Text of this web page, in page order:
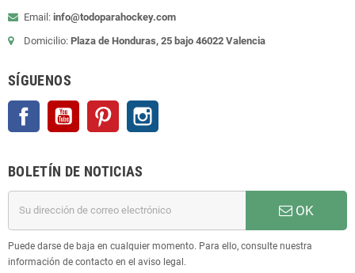
Email: info@todoparahockey.com
Domicilio: Plaza de Honduras, 25 bajo 46022 Valencia
SÍGUENOS
Facebook YouTube Pinterest
BOLETÍN DE NOTICIAS
OK
Puede darse de baja en cualquier momento. Para ello, consulte nuestra
información de contacto en el aviso legal.